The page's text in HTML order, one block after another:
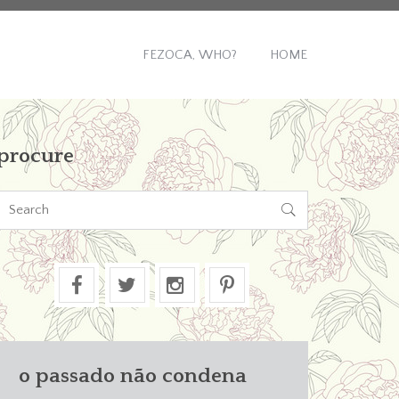
FEZOCA, WHO? HOME

o passado não condena